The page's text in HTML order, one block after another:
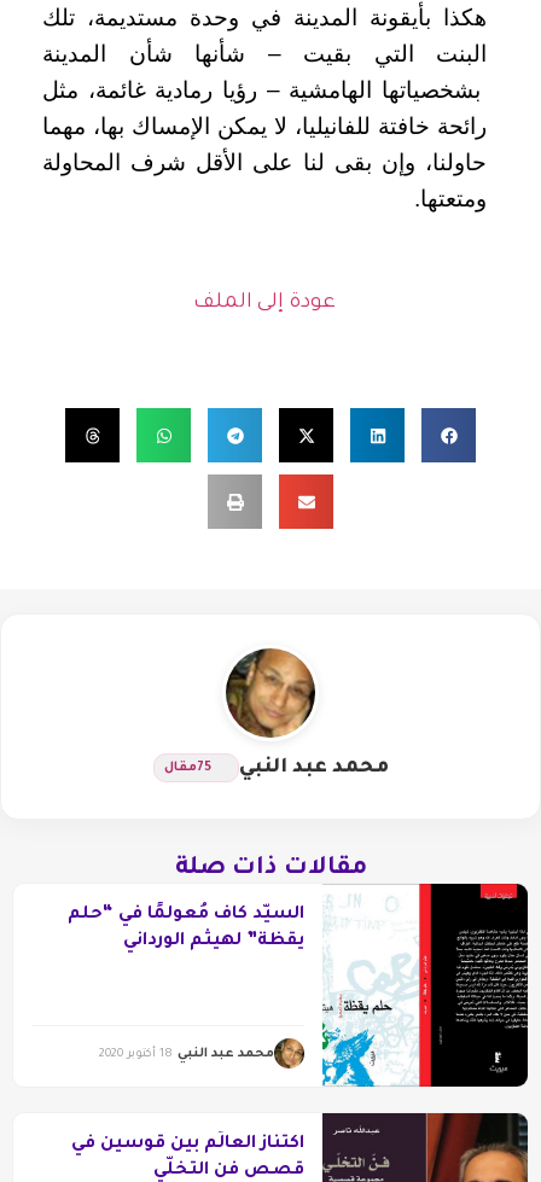
هكذا بأيقونة المدينة في وحدة مستديمة، تلك
البنت التي بقيت – شأنها شأن المدينة
بشخصياتها الهامشية – رؤيا رمادية غائمة، مثل
رائحة خافتة للفانيليا، لا يمكن الإمساك بها، مهما
حاولنا، وإن بقى لنا على الأقل شرف المحاولة
ومتعتها.
عودة إلى الملف
محمد عبد النبي 75مقال
مقالات ذات صلة
السيّد كاف مُعولمًا في “حلم
يقظة” لهيثم الورداني
محمد عبد النبي 18 أكتوبر 2020
اكتناز العالَم بين قوسين في
قصص فن التخلّي